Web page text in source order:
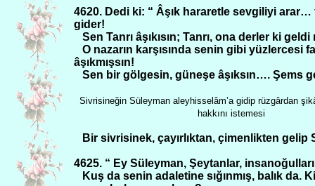
4620. Dedi ki: “ Âşık hararetle sevgiliyi
gider!
Sen Tanrı âşıkısın; Tanrı, ona derler ki
O nazarın karşısında senin gibi
âşıkmışsın!
Sen bir gölgesin, güneşe âşıksın…. Şems
Sivrisineğin Süleyman aleyhisselâm’a gidip rüzgârdan
hakkını istemesi
Bir sivrisinek, çayırlıktan, çimenlikten gelip
4625. “ Ey Süleyman, Şeytanlar,
Kuş da senin adaletine sığınmış, balık